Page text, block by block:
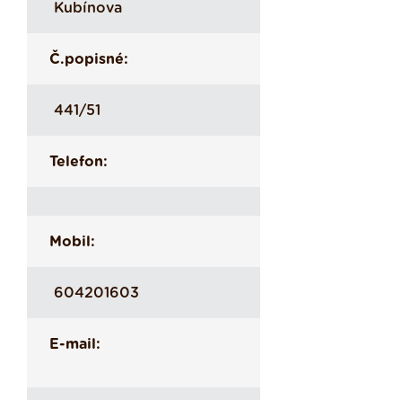
Kubínova
Č.popisné:
441/51
Telefon:
Mobil:
604201603
E-mail: